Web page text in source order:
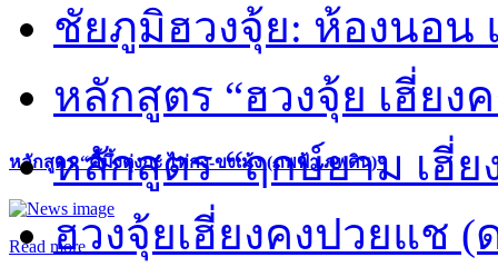
หลักสูตร “คี้มึ้งตุ่งกะ ไท่กง-ขงเม้ง (ภพฟ้า ภพดิน)”
Read more
ชัยภูมิฮวงจุ้ย: ห้องนอน
หลักสูตร “ฮวงจุ้ย เฮี่ยง
หลักสูตร “ฤกษ์ยาม เฮี่ย
ฮวงจุ้ยเฮี่ยงคงปวยแช (